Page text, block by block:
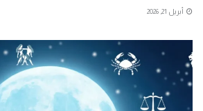
أبريل 21, 2026